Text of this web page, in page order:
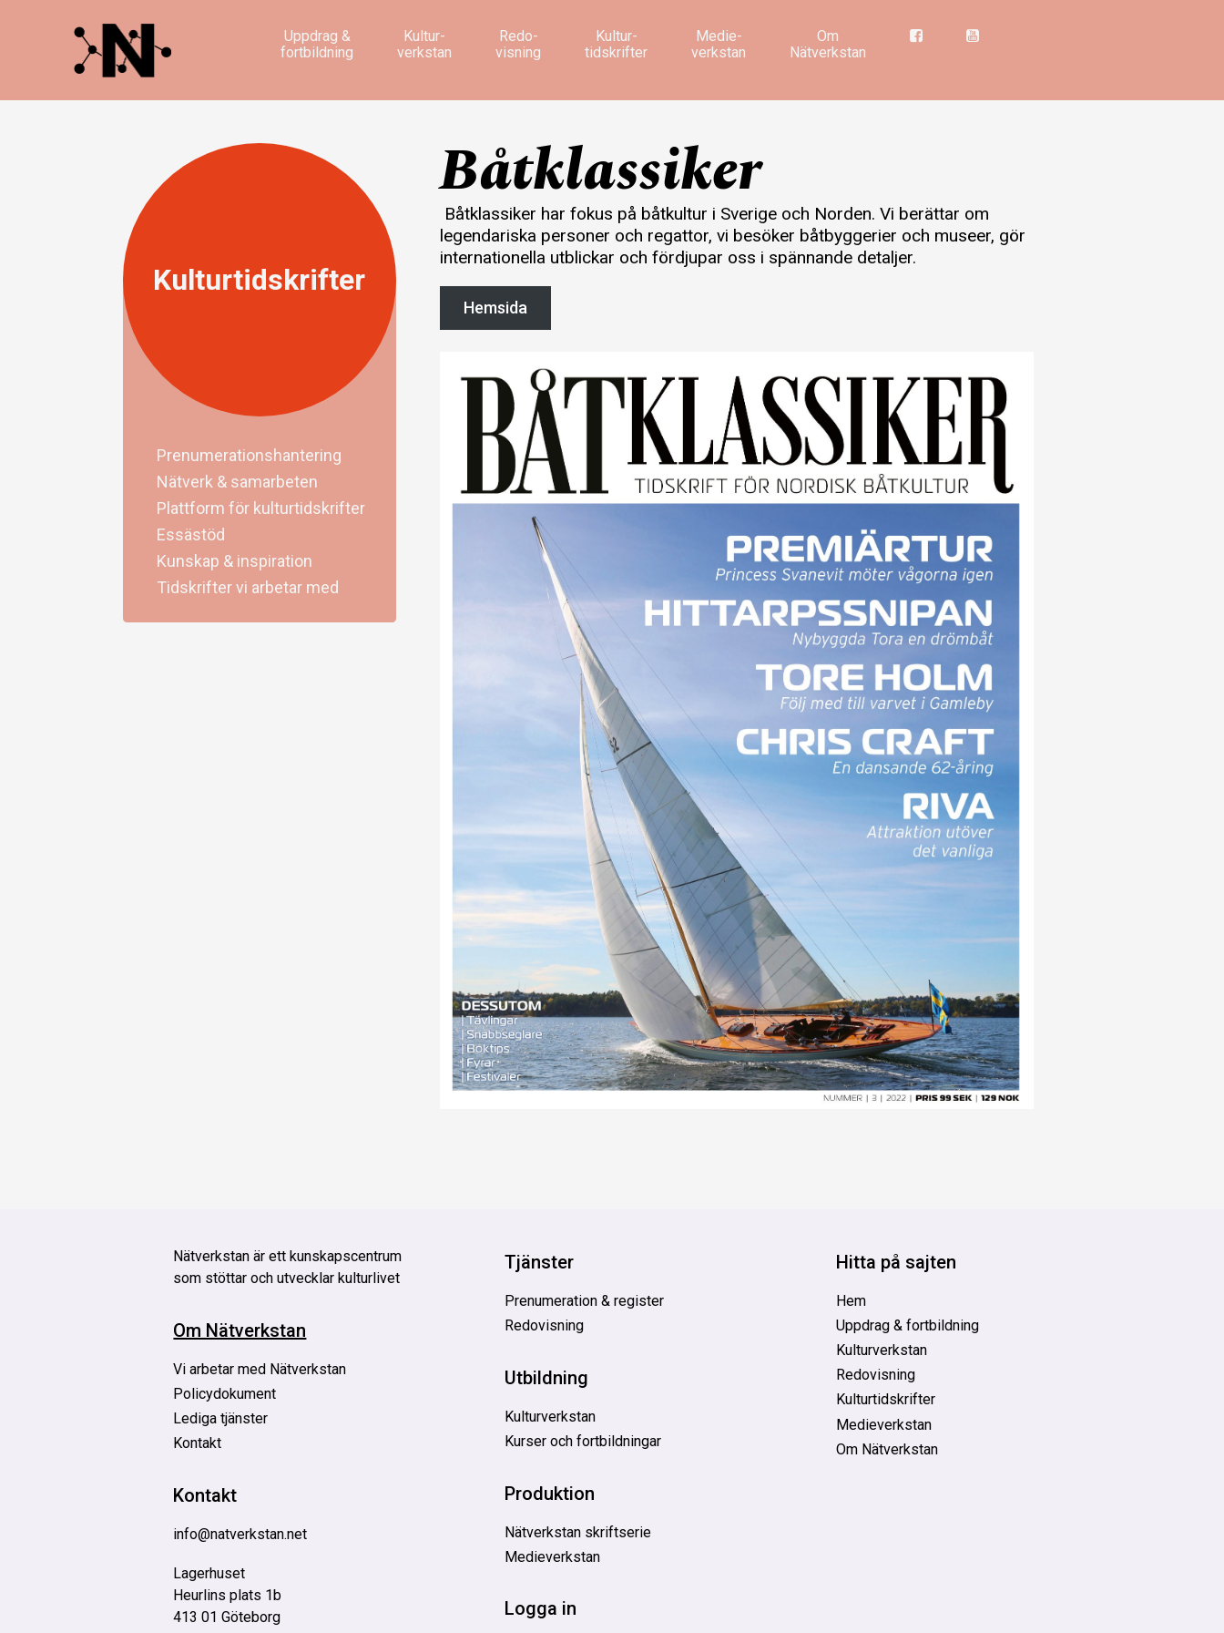
Uppdrag &
fortbildning
Kultur­
verkstan
Redo­
visning
Kultur­
tidskrifter
Medie­
verkstan
Om
Nätverkstan
Kulturtidskrifter
Prenumerationshantering
Nätverk & samarbeten
Plattform för kulturtidskrifter
Essästöd
Kunskap & inspiration
Tidskrifter vi arbetar med
Båtklassiker
Båtklassiker har fokus på båtkultur i Sverige och Norden. Vi berättar om
legendariska personer och regattor, vi besöker båtbyggerier och museer, gör
internationella utblickar och fördjupar oss i spännande detaljer.
Hemsida
Nätverkstan ärett kunskapscentrum
som stöttar och utvecklar kulturlivet
Om Nätverkstan
Vi arbetar med Nätverkstan
Policydokument
Lediga tjänster
Kontakt
Kontakt
info@natverkstan.net
Lagerhuset
Heurlins plats 1b
413 01 Göteborg
Tjänster
Prenumeration & register
Redovisning
Utbildning
Kulturverkstan
Kurser och fortbildningar
Produktion
Nätverkstan skriftserie
Medieverkstan
Logga in
Hitta på sajten
Hem
Uppdrag & fortbildning
Kulturverkstan
Redovisning
Kulturtidskrifter
Medieverkstan
Om Nätverkstan